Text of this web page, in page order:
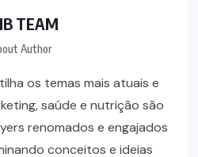
TEAM
Author
os temas mais atuais e
saúde e nutrição são
renomados e engajados
conceitos e ideias